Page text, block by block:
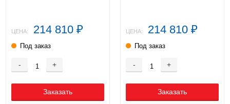
ЦЕНА: 214 810 ₽
Под заказ
- +
Заказать
ЦЕНА: 214 810 ₽
Под заказ
- +
Заказать